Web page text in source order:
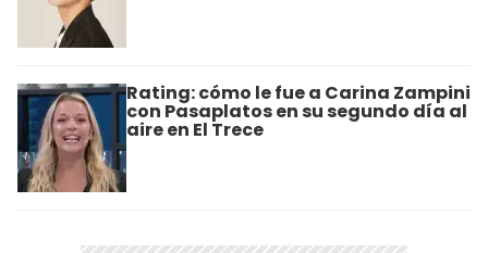
Rating: cómo le fue a Carina Zampini
con Pasaplatos en su segundo día al
aire en El Trece